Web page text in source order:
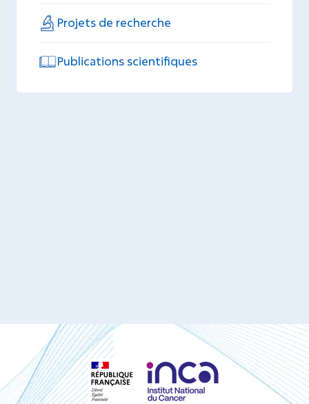
Projets de recherche
Publications scientifiques